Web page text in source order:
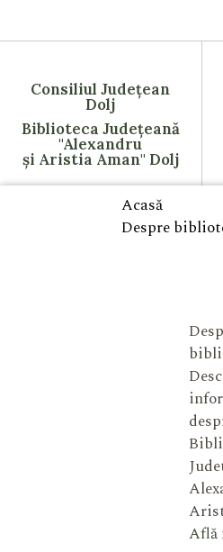
Consiliul Județean
Dolj
Biblioteca Județeană
"Alexandru
și Aristia Aman" Dolj
Acasă
Despre
Află